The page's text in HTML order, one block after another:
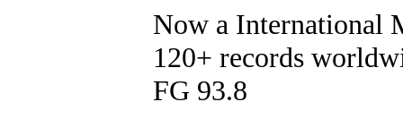
Now a International
120+ records
FG 93.8